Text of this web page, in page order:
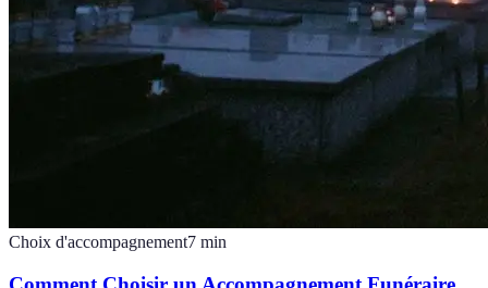
Choix d'accompagnement7 min